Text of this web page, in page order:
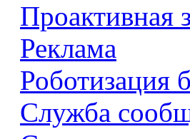
Проактивная
Реклама
Роботизация
Служба